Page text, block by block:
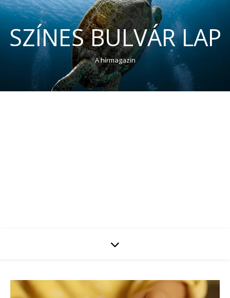
SZÍNES BULVÁR LAP
A hírmagazin